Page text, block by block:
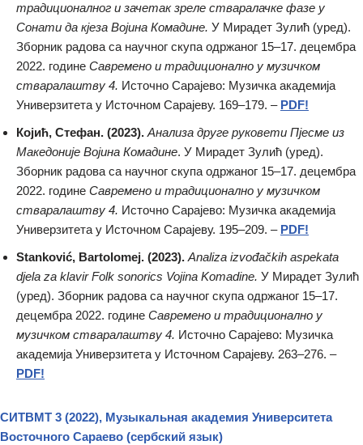
традиционалног и зачетак зреле стваралачке фазе у
Сонати да кјеза Војина Комадине. У Мирадет Зулић (уред).
Зборник радова са научног скупа одржаног 15–17. децембра
2022. године Савремено и традиционално у музичком
стваралаштву 4. Источно Сарајево: Музичка академија
Универзитета у Источном Сарајеву. 169–179. – PDF!
Којић, Стефан. (2023). Анализа друге руковети Пјесме из
Македоније Војина Комадине. У Мирадет Зулић (уред).
Зборник радова са научног скупа одржаног 15–17. децембра
2022. године Савремено и традиционално у музичком
стваралаштву 4. Источно Сарајево: Музичка академија
Универзитета у Источном Сарајеву. 195–209. – PDF!
Stanković, Bartolomej. (2023). Analiza izvođačkih aspekata
djela za klavir Folk sonorics Vojina Komadine. У Мирадет Зулић
(уред). Зборник радова са научног скупа одржаног 15–17.
децембра 2022. године Савремено и традиционално у
музичком стваралаштву 4. Источно Сарајево: Музичка
академија Универзитета у Источном Сарајеву. 263–276. –
PDF!
СИТВМТ 3 (2022), Музыкальная академия Университета
Восточного Сараево (сербский язык)